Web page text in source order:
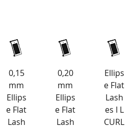
0,15
mm
Ellips
e Flat
Lash
0,20
mm
Ellips
e Flat
Lash
Ellips
e Flat
Lash
es I L
CURL